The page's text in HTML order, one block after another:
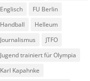
Englisch
FU Berlin
Handball
Helleum
Journalismus
JTFO
Jugend trainiert für Olympia
Karl Kapahnke